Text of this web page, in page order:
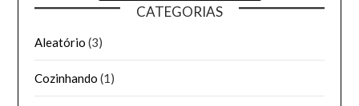
CATEGORIAS
Aleatório (3)
Cozinhando (1)